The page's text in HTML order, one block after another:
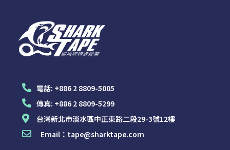
電話: +886 2 8809-5005
傳真: +886 2 8809-5299
台灣新北市淡水區中正東路二段29-3號12樓
Email： tape@sharktape.com